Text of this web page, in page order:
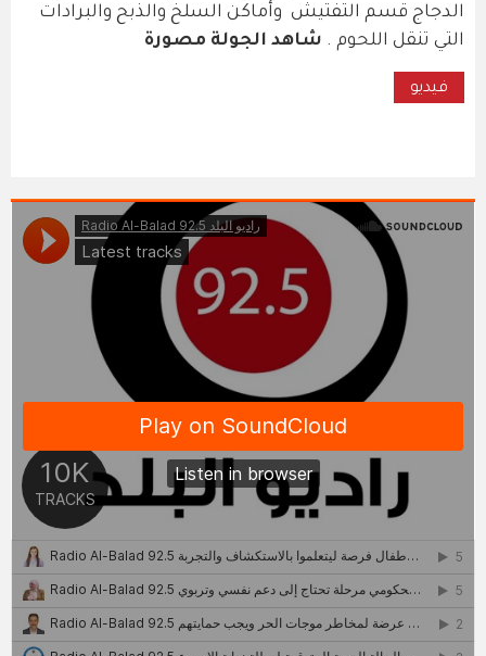
الدجاج قسم التفتيش وأماكن السلخ والذبح والبرادات
التي تنقل اللحوم . شاهد الجولة مصورة
فيديو